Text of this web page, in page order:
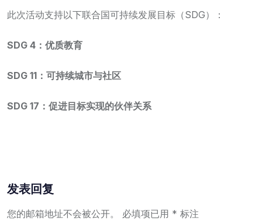
此次活动支持以下联合国可持续发展目标（SDG）：
SDG 4：优质教育
SDG 11：可持续城市与社区
SDG 17：促进目标实现的伙伴关系
发表回复
您的邮箱地址不会被公开。 必填项已用 * 标注